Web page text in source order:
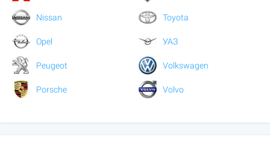
Nissan
Opel
Peugeot
Porsche
Toyota
УАЗ
Volkswagen
Volvo